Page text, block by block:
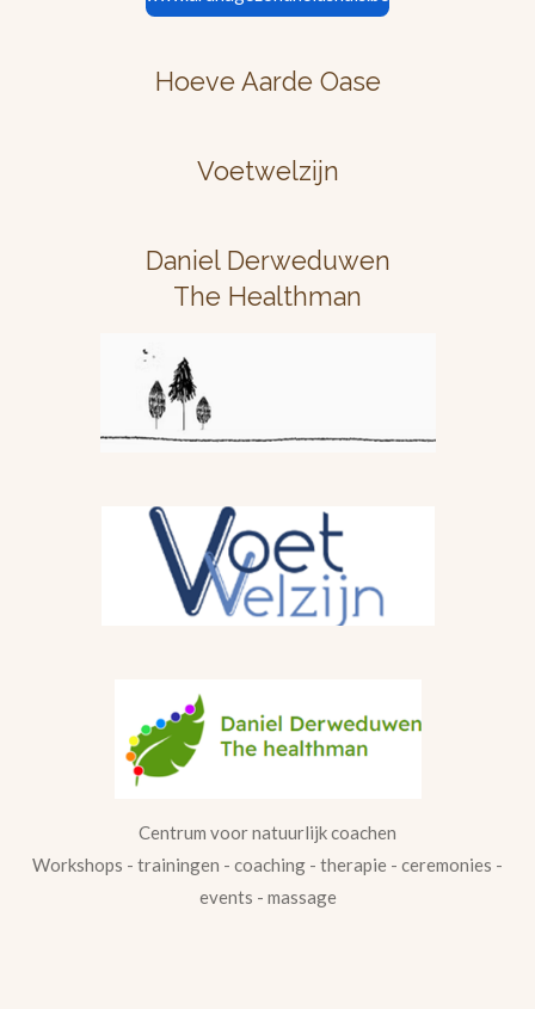
Hoeve Aarde Oase
Voetwelzijn
Daniel Derweduwen
The Healthman
Centrum voor natuurlijk coachen
Workshops - trainingen - coaching - therapie - ceremonies -
events - massage